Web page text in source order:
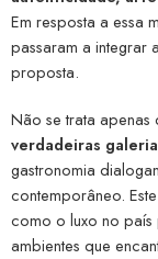
Em resposta a essa
passaram a integrar
proposta.
Não se trata
verdadeiras
gastronomia
contemporâneo.
como o luxo no país
ambientes que